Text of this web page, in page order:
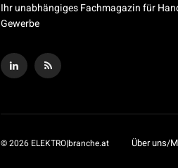
Ihr unabhängiges Fachmagazin für
Gewerbe
Über uns/
© 2026 ELEKTRO|branche.at